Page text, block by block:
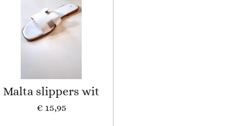
Malta slippers wit
€ 15,95